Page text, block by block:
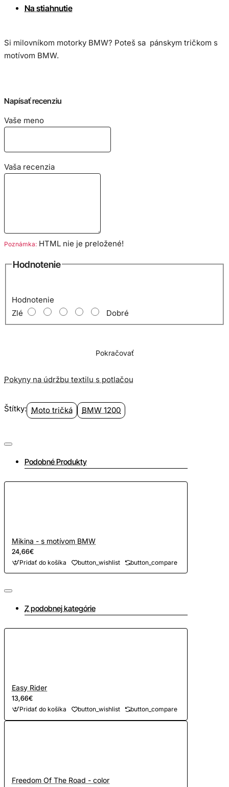
Na stiahnutie
Si milovníkom motorky BMW? Poteš sa pánskym tričkom s
motívom BMW.
lem okolo krku obsahuje elastan. Gramáž 190g/m2.
Bavlnený materiál zabezpečuje príjemné nosenie. Trup
jeho tvarová stálosť. Výborný pomer kvality a ceny.
Napísať recenziu
Vaše meno
Vaša recenzia
Poznámka: HTML nie je preložené!
Hodnotenie
Hodnotenie
Zlé
Dobré
Pokračovať
Pokyny na údržbu textilu s potlačou
Štítky: Moto tričká BMW 1200
Podobné Produkty
Mikina - s motívom BMW
24,66€
Pridať do košíka button_wishlist button_compare
Z podobnej kategórie
Easy Rider
13,66€
Pridať do košíka button_wishlist button_compare
Freedom Of The Road - color